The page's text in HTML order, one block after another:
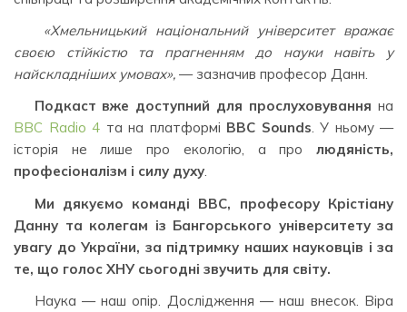
«Хмельницький національний університет вражає
своєю стійкістю та прагненням до науки навіть у
найскладніших умовах», — зазначив професор Данн.
Подкаст вже доступний для прослуховування на
BBC Radio 4 та на платформі BBC Sounds. У ньому —
історія не лише про екологію, а про людяність,
професіоналізм і силу духу.
Ми дякуємо команді BBC, професору Крістіану
Данну та колегам із Бангорського університету за
увагу до України, за підтримку наших науковців і за
те, що голос ХНУ сьогодні звучить для світу.
Наука — наш опір. Дослідження — наш внесок. Віра